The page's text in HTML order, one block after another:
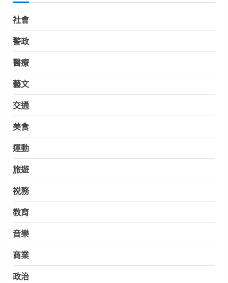
社會
警政
醫療
藝文
交通
美食
運動
旅遊
祱務
教育
音樂
商業
政治